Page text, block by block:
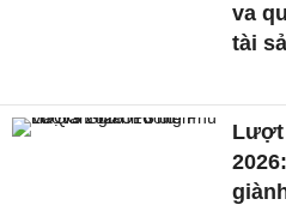
va
tài
Lượt